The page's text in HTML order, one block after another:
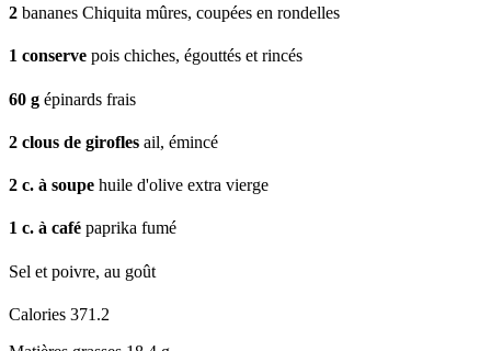
2 bananes Chiquita mûres, coupées en rondelles
1 conserve pois chiches, égouttés et rincés
60 g épinards frais
2 clous de girofles ail, émincé
2 c. à soupe huile d'olive extra vierge
1 c. à café paprika fumé
Sel et poivre, au goût
Calories 371.2